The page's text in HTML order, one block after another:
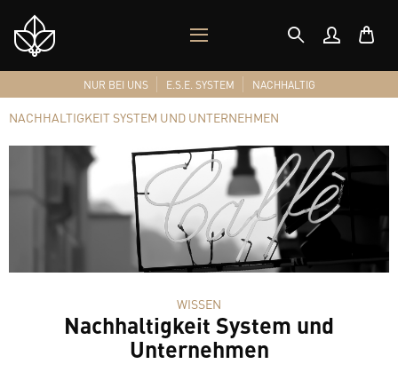
Shop
Logo
MOBILES
MENÜ
NUR BEI UNS E.S.E. SYSTEM NACHHALTIG
NACHHALTIGKEIT SYSTEM UND UNTERNEHMEN
WISSEN
Nachhaltigkeit System und
Unternehmen